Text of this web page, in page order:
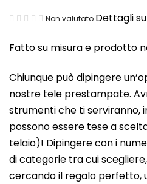
Fatto su misura e prodotto
Chiunque può dipingere
nostre tele prestampate.
strumenti che ti serviranno,
possono essere tese a
telaio)! Dipingere con i
di categorie tra cui
cercando il regalo perfetto,
La
media
prodotto
è
0,0
su
5
stelle.
Non valutato Dettagli